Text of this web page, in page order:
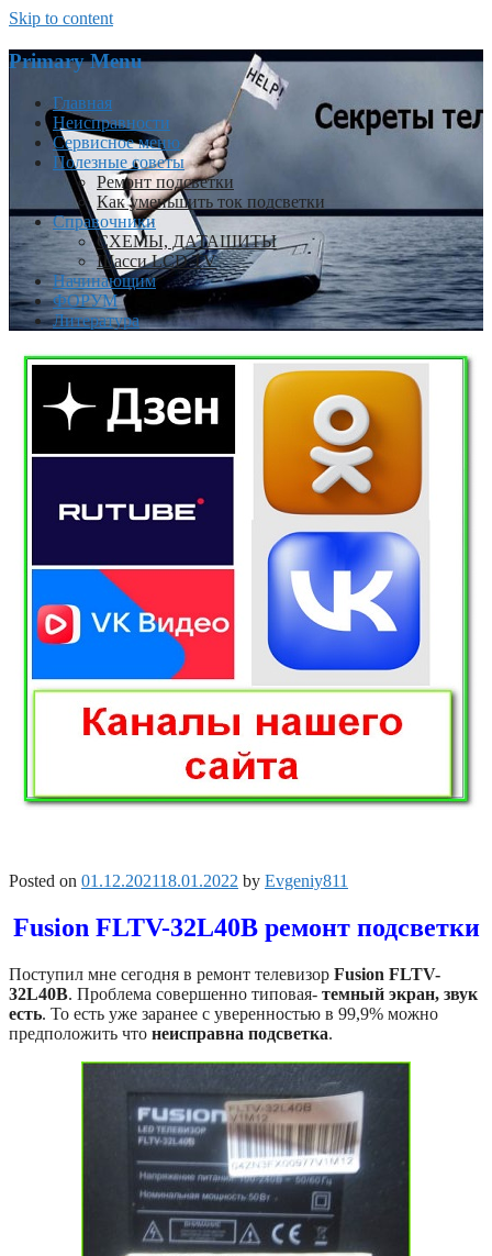
Skip to content
Primary Menu
Главная
Неисправности
Сервисное меню
Полезные советы
Ремонт подсветки
Как уменьшить ток подсветки
Справочники
СХЕМЫ, ДАТАШИТЫ
Шасси LCD TV
Начинающим
ФОРУМ
Литература
Posted on 01.12.202118.01.2022 by Evgeniy811
Fusion FLTV-32L40B ремонт подсветки
Поступил мне сегодня в ремонт телевизор Fusion FLTV-
32L40B. Проблема совершенно типовая- темный экран, звук
есть. То есть уже заранее с уверенностью в 99,9% можно
предположить что неисправна подсветка.